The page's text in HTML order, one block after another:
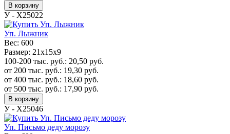
В корзину
У - Х25022
Уп. Лыжник
Вес: 600
Размер: 21х15х9
100-200 тыс. руб.: 20,50 руб.
от 200 тыс. руб.: 19,30 руб.
от 400 тыс. руб.: 18,60 руб.
от 500 тыс. руб.: 17,90 руб.
В корзину
У - Х25046
Уп. Письмо деду морозу